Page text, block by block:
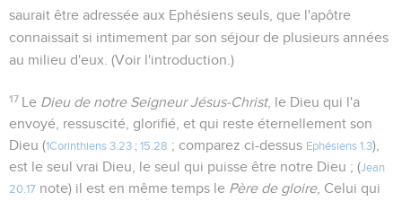
saurait être adressée aux Ephésiens seuls, que l'apôtre
connaissait si intimement par son séjour de plusieurs années
au milieu d'eux. (Voir l'introduction.)
17 Le Dieu de notre Seigneur Jésus-Christ, le Dieu qui l'a
envoyé, ressuscité, glorifié, et qui reste éternellement son
Dieu (1Corinthiens 3.23 ; 15.28 ; comparez ci-dessus Ephésiens 1.3),
est le seul vrai Dieu, le seul qui puisse être notre Dieu ; (Jean
20.17 note) il est en même temps le Père de gloire, Celui qui